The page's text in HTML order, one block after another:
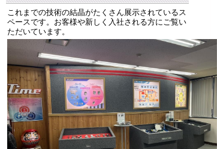
これまでの技術の結晶がたくさん展示されているス
ペースです。お客様や新しく入社される方にご覧い
ただいています。